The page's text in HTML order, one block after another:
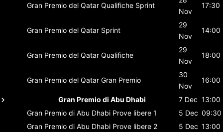
Gran Premio del Qatar Qualifiche Sprint
Nov
17:30
Gran Premio del Qatar Sprint
29
Nov
14:00
Gran Premio del Qatar Qualifiche
29
Nov
18:00
Gran Premio del Qatar Gran Premio
30
Nov
16:00
Gran Premio di Abu Dhabi 7 Dec 13:00
Gran Premio di Abu Dhabi Prove libere 1 5 Dec 09:30
Gran Premio di Abu Dhabi Prove libere 2 5 Dec 13:00